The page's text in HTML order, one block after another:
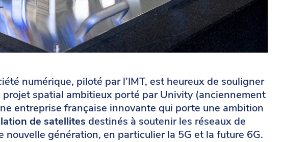
numérique, piloté par l’IMT, est heureux de souligner
projet spatial ambitieux porté par Univity (anciennement
entreprise française innovante qui porte une ambition
de satellites destinés à soutenir les réseaux de
nouvelle génération, en particulier la 5G et la future 6G.